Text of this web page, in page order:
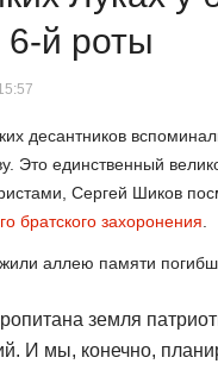
6-й роты
десантников
Это единственный
Сергей Шиков
братского захоронения
аллею памяти
земля
И мы, конечно,